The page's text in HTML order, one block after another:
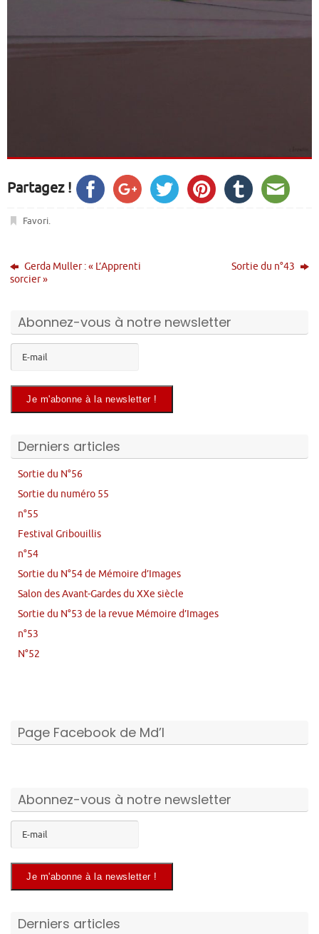
Partagez !
Favori.
Gerda Muller : « L’Apprenti
sorcier »
Sortie du n°43
Abonnez-vous à notre newsletter
Derniers articles
Sortie du N°56
Sortie du numéro 55
n°55
Festival Gribouillis
n°54
Sortie du N°54 de Mémoire d’Images
Salon des Avant-Gardes du XXe siècle
Sortie du N°53 de la revue Mémoire d’Images
n°53
N°52
Page Facebook de Md’I
Abonnez-vous à notre newsletter
Derniers articles